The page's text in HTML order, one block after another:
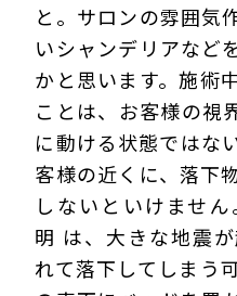
と。サロンの雰囲気
いシャンデリアなど
かと思います。施術
ことは、お客様の視
に動ける状態ではな
客様の近くに、落下
しないといけませ
明 は、大きな地震
れて落下してしまう